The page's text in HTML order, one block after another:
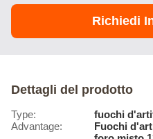
Richiedi
Dettagli del prodotto
Type:
fuochi
Advantage:
Fuochi